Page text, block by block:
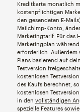
Kreditkarte monatlich
kostenpflichtigen
den gesendeten E-
Mailchimp-Konto,
Marketingtarif. Für das
Marketingplan
erforderlich. Außerdem
Plans basierend auf
Testversion
kostenlosen
des Kaufs berechnet,
kostenlosen
in den vollständigen
spezielle Features